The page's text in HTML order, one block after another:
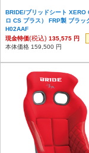
BRIDE/ブリッドシート XERO
ロ CS プラス） FRP製 ブラッ
H02AAF
現金特価(税込) 135,575 円
本体価格 159,500 円